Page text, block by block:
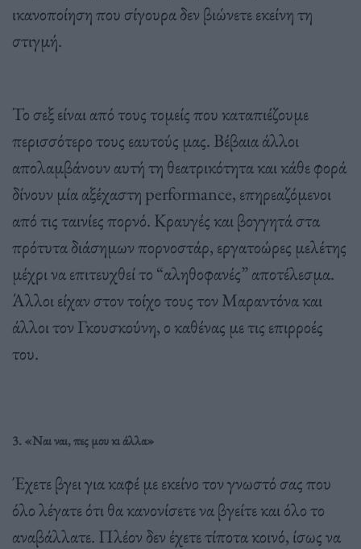
ικανοποίηση που σίγουρα δεν βιώνετε εκείνη τη
στιγμή.
Το σεξ είναι από τους τομείς που καταπιέζουμε
περισσότερο τους εαυτούς μας. Βέβαια άλλοι
απολαμβάνουν αυτή τη θεατρικότητα και κάθε φορά
δίνουν μία αξέχαστη performance, επηρεαζόμενοι
από τις ταινίες πορνό. Κραυγές και βογγητά στα
πρότυτα διάσημων πορνοστάρ, εργατοώρες μελέτης
μέχρι να επιτευχθεί το “αληθοφανές” αποτέλεσμα.
Άλλοι είχαν στον τοίχο τους τον Μαραντόνα και
άλλοι τον Γκουσκούνη, ο καθένας με τις επιρροές
του.
3. «Ναι ναι, πες μου κι άλλα»
Έχετε βγει για καφέ με εκείνο τον γνωστό σας που
όλο λέγατε ότι θα κανονίσετε να βγείτε και όλο το
αναβάλλατε. Πλέον δεν έχετε τίποτα κοινό, ίσως να